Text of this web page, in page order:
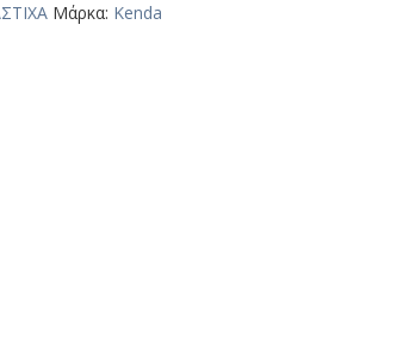
Μάρκα: Kenda